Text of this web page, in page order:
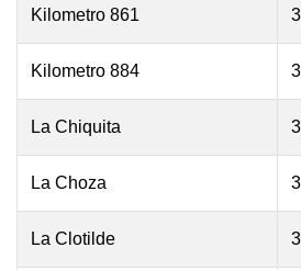
Kilometro 861
Kilometro 884
La Chiquita
La Choza
La Clotilde